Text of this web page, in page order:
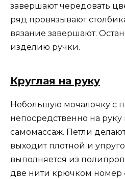
завершают чередовать
ряд провязывают
вязание завершают.
изделию ручки.
Круглая на руку
Небольшую мочалочку с
непосредственно на руку
самомассаж. Петли
выходит плотной и
выполняется из
две нити крючком номер